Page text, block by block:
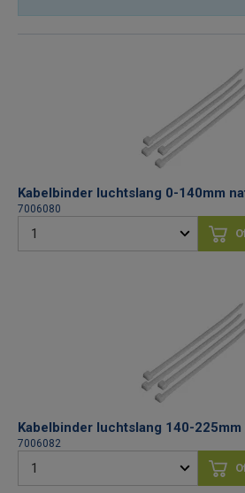
Kabelbinder luchtslang 0-140mm
7006080
Kabelbinder luchtslang 140-
7006082